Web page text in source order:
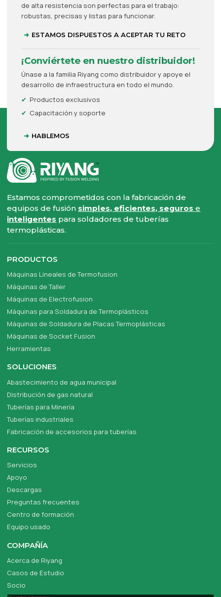
de alta resistencia son perfectas para el trabajo:
robustas, precisas y listas para funcionar.
ESTAMOS DISPUESTOS A ACEPTAR TU RETO
¡Conviértete en nuestro distribuidor!
Únase a la familia Riyang como distribuidor y apoye el
desarrollo de infraestructura en todo el mundo.
Productos exclusivos
Capacitación y soporte
HABLEMOS
Estamos comprometidos con la fabricación de
equipos de fusión simples, eficientes, segurose
inteligentes para soldadores de tuberías
termoplásticas.
PRODUCTOS
Máquinas Lineales de Termofusion
Máquinas de Taller
Máquinas de Electrofusion
Máquinas para Soldadura de Termoplásticos
Máquinas de Soldadura de Placas Termoplásticas
Máquinas de Socket Fusion
Herramientas
SOLUCIONES
Abastecimiento de agua municipal
Distribución de gas natural
Tuberías para Minería
Tuberías industriales
Fabricación de accesorios para tuberías
RECURSOS
Servicios
Apoyo
Descargas
Preguntas frecuentes
Centro de formación
Equipo usado
COMPAÑÍA
Acerca de Riyang
Casos de Estudio
Socio